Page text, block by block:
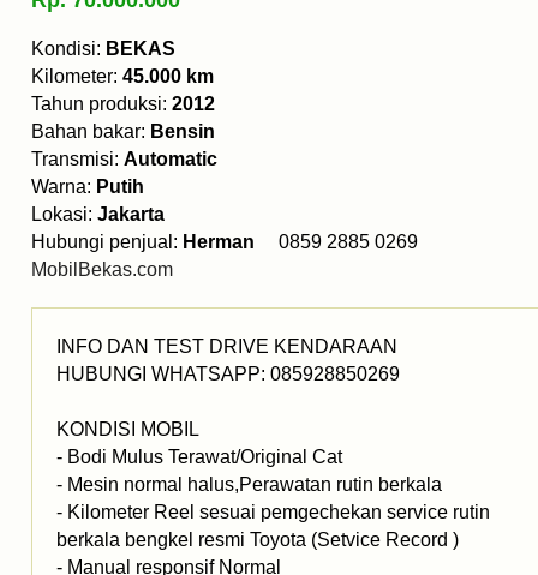
Kondisi: BEKAS
Kilometer: 45.000 km
Tahun produksi: 2012
Bahan bakar: Bensin
Transmisi: Automatic
Warna: Putih
Lokasi: Jakarta
Hubungi penjual: Herman 0859 2885 0269
MobilBekas.com
INFO DAN TEST DRIVE KENDARAAN
HUBUNGI WHATSAPP: 085928850269
KONDISI MOBIL
- Bodi Mulus Terawat/Original Cat
- Mesin normal halus,Perawatan rutin berkala
- Kilometer Reel sesuai pemgechekan service rutin
berkala bengkel resmi Toyota (Setvice Record )
- Manual responsif Normal